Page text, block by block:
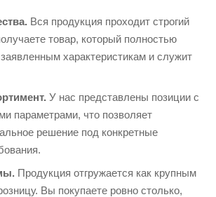
Вся продукция проходит строгий
товар, который полностью
заявленным характеристикам и служит
У нас представлены позиции с
параметрами, что позволяет
решение под конкретные
Продукция отгружается как крупным
Вы покупаете ровно столько,